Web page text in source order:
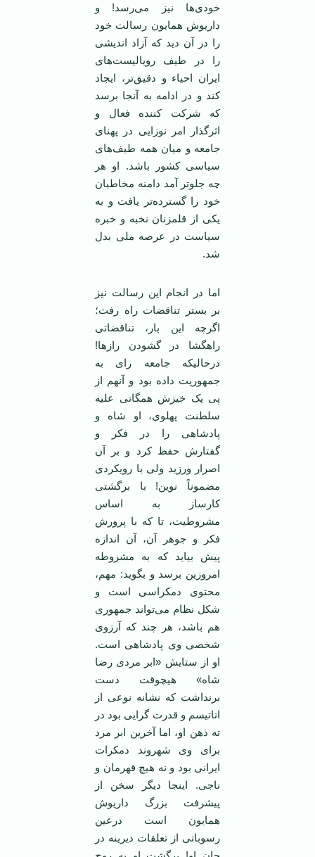
خودی‌ها نیز می‌رسد! و
داریوش همایون رسالت خود
را در آن دید که آزاد اندیشی
را در طیف رویالیست‌های
ایران احیاء و دقیق‌تر، ایجاد
کند و در ادامه به آنجا برسد
که شرکت کننده فعال و
اثرگذار امر نوزایی در پهنای
جامعه و میان همه طیف‌های
سیاسی کشور باشد. او هر
چه جلو‌تر آمد دامنه مخاطبان
خود را گسترده‌تر یافت و به
یکی از قلمزنان نخبه و خبره
سیاست در عرصه ملی بدل
شد.
اما در انجام این رسالت نیز
بر بستر تناقضات راه رفت؛
اگرچه این بار، تناقضاتی
راهگشا در گشودن راز‌ها!
درحالیکه جامعه رای به
جمهوریت داده بود و آنهم از
پی یک خیزش همگانی علیه
سلطنت پهلوی، او شاه و
پادشاهی را در فکر و
گفتارش حفظ کرد و بر آن
اصرار ورزید ولی با رویکردی
مضموناً نوین! با برگشتی
کارساز به اساس
مشروطیت، تا که با پرورش
فکر و جوهر آن، آن اندازه
پیش بیاید که به مشروطه
امروزین برسد و بگوید: مهم،
محتوی دمکراسی است و
شکل نظام می‌تواند جمهوری
هم باشد، هر چند که آرزوی
شخصی وی پادشاهی است.
او از ستایش «ابر مردی رضا
شاه» هیچوقت دست
برنداشت که نشانه نوعی از
اتاتیسم و قدرت گرایی بود در
ته ذهن او، اما آخرین ابر مرد
برای وی شهروند دمکرات
ایرانی بود و نه هیچ قهرمان و
ناجی. اینجا دیگر سخن از
پیشرفت بزرگ داریوش
همایون است درعین
رسوباتی از تعلقات دیرینه در